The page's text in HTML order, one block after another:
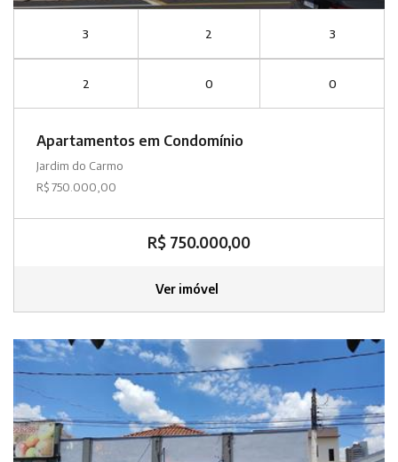
3 2 3
2 0 0
Apartamentos em Condomínio
Jardim do Carmo
R$ 750.000,00
R$ 750.000,00
Ver imóvel